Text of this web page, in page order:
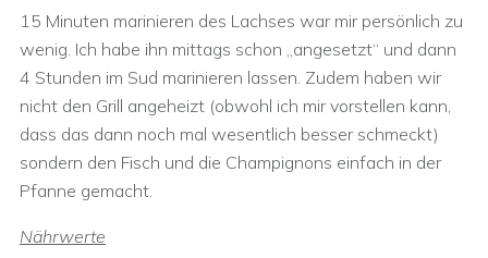
15 Minuten marinieren des Lachses war mir persönlich zu
wenig. Ich habe ihn mittags schon „angesetzt“ und dann
4 Stunden im Sud marinieren lassen. Zudem haben wir
nicht den Grill angeheizt (obwohl ich mir vorstellen kann,
dass das dann noch mal wesentlich besser schmeckt)
sondern den Fisch und die Champignons einfach in der
Pfanne gemacht.
Nährwerte